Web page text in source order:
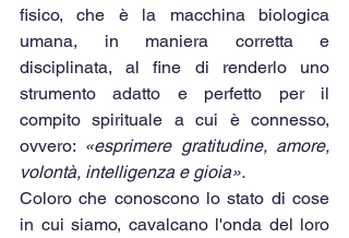
fisico, che è la macchina biologica
umana, in maniera corretta e
disciplinata, al fine di renderlo uno
strumento adatto e perfetto per il
compito spirituale a cui è connesso,
ovvero: «esprimere gratitudine, amore,
volontà, intelligenza e gioia».
Coloro che conoscono lo stato di cose
in cui siamo, cavalcano l'onda del loro